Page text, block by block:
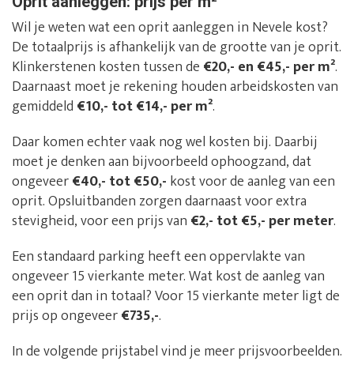
Wil je weten wat een oprit aanleggen in Nevele kost?
De totaalprijs is afhankelijk van de grootte van je oprit.
Klinkerstenen kosten tussen de €20,- en €45,- per m².
Daarnaast moet je rekening houden arbeidskosten van
gemiddeld €10,- tot €14,- per m².
Daar komen echter vaak nog wel kosten bij. Daarbij
moet je denken aan bijvoorbeeld ophoogzand, dat
ongeveer€40,- tot €50,- kost voor de aanleg van een
oprit. Opsluitbanden zorgen daarnaast voor extra
stevigheid, voor een prijs van €2,- tot €5,- per meter.
Een standaard parking heeft een oppervlakte van
ongeveer 15 vierkante meter. Wat kost de aanleg van
een oprit dan in totaal? Voor 15 vierkante meter ligt de
prijs op ongeveer€735,-.
In de volgende prijstabel vind je meer prijsvoorbeelden.